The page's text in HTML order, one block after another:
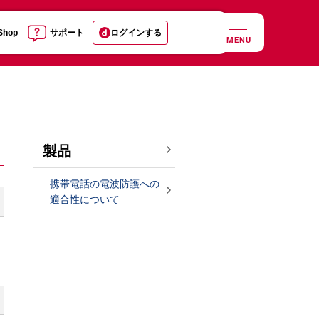
サポート ログインする
MENU
製品
携帯電話の電波防護への
適合性について